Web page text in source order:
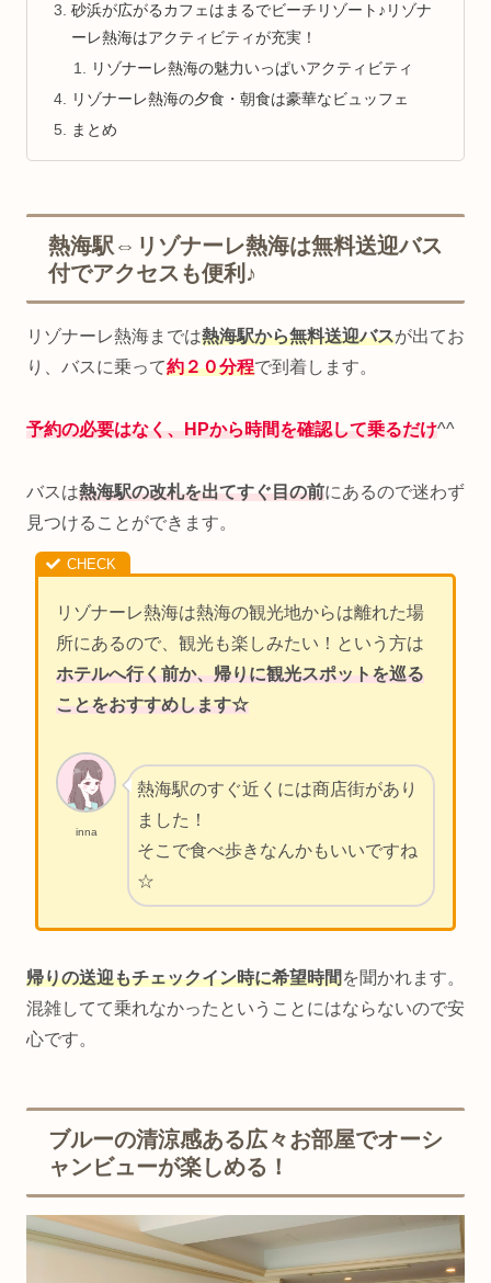
砂浜が広がるカフェはまるでビーチリゾート♪リゾナ
ーレ熱海はアクティビティが充実！
リゾナーレ熱海の魅力いっぱいアクティビティ
リゾナーレ熱海の夕食・朝食は豪華なビュッフェ
まとめ
熱海駅⇔リゾナーレ熱海は無料送迎バス
付でアクセスも便利♪
リゾナーレ熱海までは熱海駅から無料送迎バスが出てお
り、バスに乗って約２０分程で到着します。
予約の必要はなく、HPから時間を確認して乗るだけ^^
バスは熱海駅の改札を出てすぐ目の前にあるので迷わず
見つけることができます。
リゾナーレ熱海は熱海の観光地からは離れた場
所にあるので、観光も楽しみたい！という方は
ホテルへ行く前か、帰りに観光スポットを巡る
ことをおすすめします☆
inna
熱海駅のすぐ近くには商店街があり
ました！
そこで食べ歩きなんかもいいですね
☆
帰りの送迎もチェックイン時に希望時間を聞かれます。
混雑してて乗れなかったということにはならないので安
心です。
ブルーの清涼感ある広々お部屋でオーシ
ャンビューが楽しめる！